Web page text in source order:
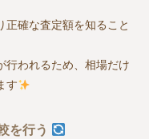
正確な査定額を知ること
行われるため、相場だけ
す
を行う